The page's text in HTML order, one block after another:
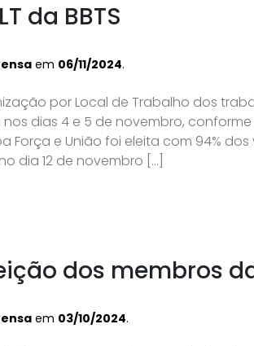
da BBTS
em 06/11/2024.
por Local de Trabalho dos
dias 4 e 5 de novembro,
Força e União foi eleita com 94%
dia 12 de novembro […]
dos membros
em 03/10/2024.